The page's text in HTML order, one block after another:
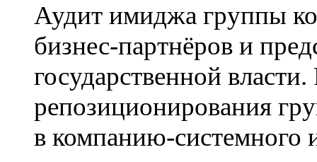
Аудит имиджа группы
бизнес-партнёров и
государственной власти.
репозиционирования
в компанию-системного